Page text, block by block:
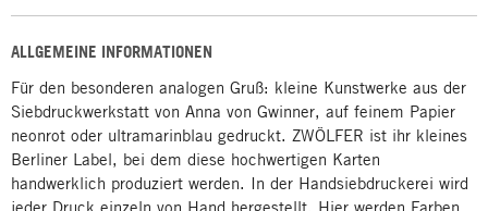
ALLGEMEINE INFORMATIONEN
Für den besonderen analogen Gruß: kleine Kunstwerke aus der
Siebdruckwerkstatt von Anna von Gwinner, auf feinem Papier
neonrot oder ultramarinblau gedruckt. ZWÖLFER ist ihr kleines
Berliner Label, bei dem diese hochwertigen Karten
handwerklich produziert werden. In der Handsiebdruckerei wird
jeder Druck einzeln von Hand hergestellt. Hier werden Farben